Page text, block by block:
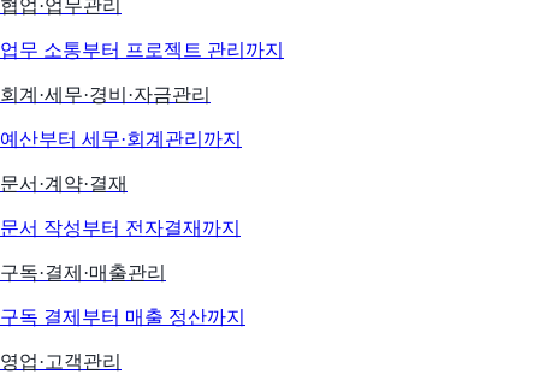
협업·업무관리
업무 소통부터 프로젝트 관리까지
회계·세무·경비·자금관리
예산부터 세무·회계관리까지
문서·계약·결재
문서 작성부터 전자결재까지
구독·결제·매출관리
구독 결제부터 매출 정산까지
영업·고객관리